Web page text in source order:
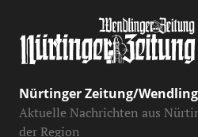
Nürtinger Zeitung/
Aktuelle Nachrichten aus
der Region